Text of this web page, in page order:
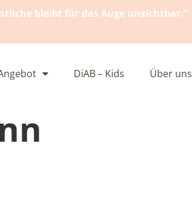
bleibt für das Auge unsichtbar.“
DiAB – Kids Über uns